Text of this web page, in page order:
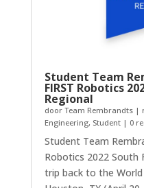
Student Team
FIRST Robotics
Regional
door Team Rembrandts|
Engineering, Student| 0
Student Team
Robotics 2022 South
trip back to the World